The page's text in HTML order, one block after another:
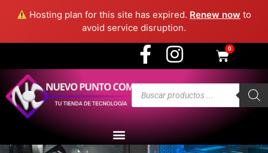
Hosting plan for this site has expired. Renew now to
avoid service disruption.
- Medellín
0